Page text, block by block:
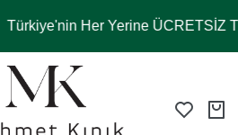
Türkiye'nin Her Yerine ÜCRETSİZ